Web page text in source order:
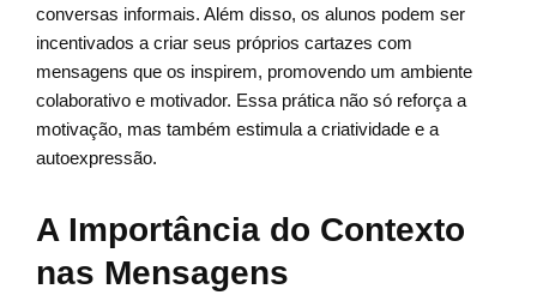
conversas informais. Além disso, os alunos podem ser
incentivados a criar seus próprios cartazes com
mensagens que os inspirem, promovendo um ambiente
colaborativo e motivador. Essa prática não só reforça a
motivação, mas também estimula a criatividade e a
autoexpressão.
A Importância do Contexto
nas Mensagens